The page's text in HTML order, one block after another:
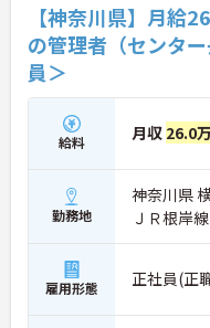
【神奈川県】月給
の管理者（センタ
員＞
給料 月収 26.0
勤務地
神奈川県
ＪＲ根岸
雇用形態 正社員(正